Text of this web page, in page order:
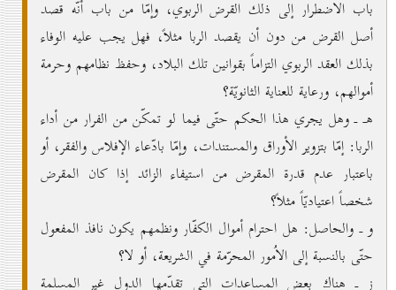
باب الاضطرار إلى ذلك القرض الربوي، وإمّا من باب أنّه قصد
أصل القرض من دون أن يقصد الربا مثلاً، فهل يجب عليه الوفاء
بذلك العقد الربوي التزاماً بقوانين تلك البلاد، وحفظ نظامهم وحرمة
أموالهم، ورعاية للعناية الثانويّة؟
هـ ـ وهل يجري هذا الحكم حتّى فيما لو تمكّن من الفرار من أداء
الربا: إمّا بتزوير الأوراق والمستندات، وإمّا بادّعاء الإفلاس والفقر، أو
باعتبار عدم قدرة المقرض من استيفاء الزائد إذا كان المقرض
شخصاً اعتياديّاً مثلاً؟
و ـ والحاصل: هل احترام أموال الكفّار ونظمهم يكون نافذ المفعول
حتّى بالنسبة إلى الاُمور المحرّمة في الشريعة، أو لا؟
ز ـ هناك بعض المساعدات التي تقدّمها الدول غير المسلمة